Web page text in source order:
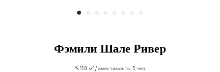
Фэмили Шале Ривер
↸110 м² / вместимость: 5 чел.